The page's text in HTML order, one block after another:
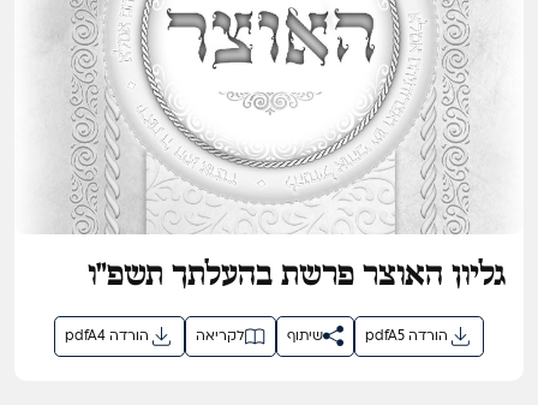
גליון האוצר פרשת בהעלתך תשפ"ו
pdfA4 הורדה לקריאה שיתוף pdfA5 הורדה